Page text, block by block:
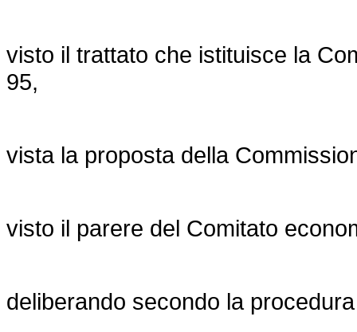
visto il trattato che istituisce la
95,
vista la proposta della
visto il parere del Comitato
deliberando secondo la